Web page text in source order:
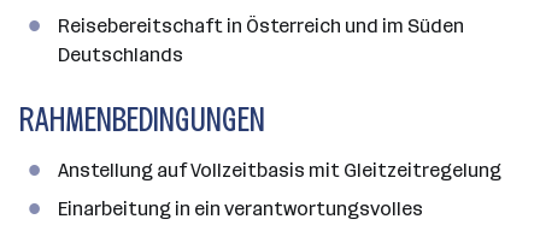
Reisebereitschaft in Österreich und im Süden
Deutschlands
RAHMENBEDINGUNGEN
Anstellung auf Vollzeitbasis mit Gleitzeitregelung
Einarbeitung in ein verantwortungsvolles